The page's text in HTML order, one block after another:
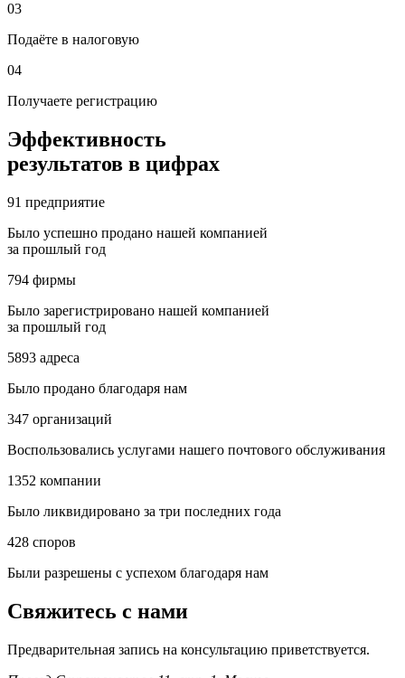
03
Подаёте в налоговую
04
Получаете регистрацию
Эффективность
результатов в цифрах
91 предприятие
Было успешно продано нашей компанией
за прошлый год
794 фирмы
Было зарегистрировано нашей компанией
за прошлый год
5893 адреса
Было продано благодаря нам
347 организаций
Воспользовались услугами нашего почтового обслуживания
1352 компании
Было ликвидировано за три последних года
428 споров
Были разрешены с успехом благодаря нам
Свяжитесь с нами
Предварительная запись на консультацию приветствуется.